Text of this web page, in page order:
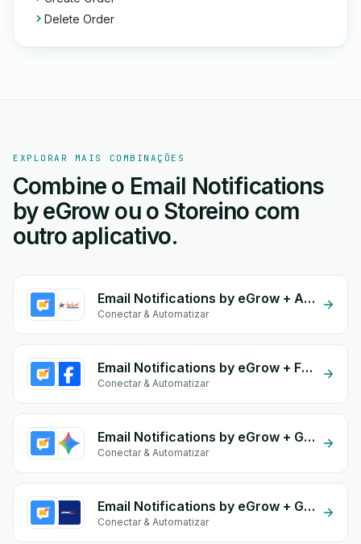
Delete Order
EXPLORAR MAIS COMBINAÇÕES
Combine o Email Notifications
by eGrow ou o Storeino com
outro aplicativo.
Email Notifications by eGrow + Amana
Conectar & Automatizar
Email Notifications by eGrow + Facebook Commerce
Conectar & Automatizar
Email Notifications by eGrow + Gemini
Conectar & Automatizar
Email Notifications by eGrow + Guepex Delivery
Conectar & Automatizar